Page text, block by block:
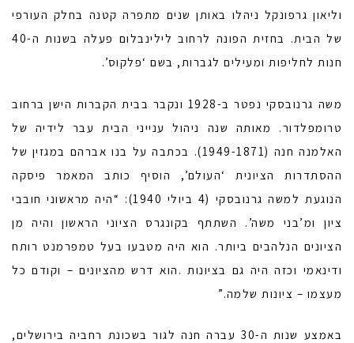
וליאון גרפונקל ניהלו באותן שנים מתפרה קטנה בחלק העורפי
של הבית. בחזית הפונה לרחוב לילינבלום פעלה בשנות ה-40
חנות לחליפות ומעילים לגברות, בשם ‘פלקוס’.
משה גרנובסקי נפטר ב-1928 ונקבר בבית הקברות הישן ברחוב
טרומפלדור. מאותה שנה ניהול ענייני הבית עבר לידיה של
האלמנה חנה (1949-1871). בכתבה על בנו אברהם במגזין של
ההסתדרות הציונית ‘העולם’, הוסיף כותב המאמר פיסקה
הנוגעת למשה גרנובסקי (4 ביולי 1940): “היה מראשוני חובבי
ציון ומ’בני משה’. השתתף בקונגרס הציוני הראשון והיה מן
הציונים הנלהבים ביותר. הוא היה מטבעו בעל טמפרמנט רותח
ודינאמי וכזה היה גם בציונות .הוא דרש מהציונים – וקודם כל
מעצמו – ציונות שלמה.”
באמצע שנות ה-30 עברה חנה לגור בשכונת רחביה בירושלים,